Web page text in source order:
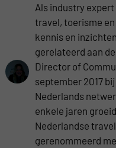
Als industry
travel, toerisme
kennis en
gerelateerd aan
Director of
september 2017
Nederlands
enkele jaren
Nederlandse
gerenommeerd